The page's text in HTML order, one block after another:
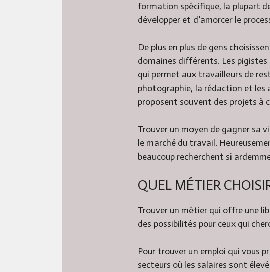
formation spécifique, la plupart
développer et d’amorcer le
De plus en plus de gens
domaines différents. Les pigistes
qui permet aux travailleurs de
photographie, la rédaction et les
proposent souvent des projets à
Trouver un moyen de gagner sa
le marché du travail.
beaucoup recherchent si
QUEL MÉTIER
Trouver un métier qui offre une
des possibilités pour ceux qui
Pour trouver un emploi qui vous
secteurs où les salaires sont